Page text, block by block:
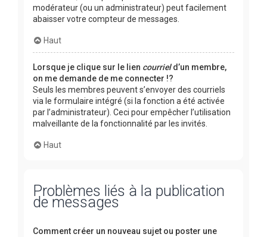
modérateur (ou un administrateur) peut facilement
abaisser votre compteur de messages.
Haut
Lorsque je clique sur le lien courrield’un membre,
on me demande de me connecter !?
Seuls les membres peuvent s’envoyer des courriels
via le formulaire intégré (si la fonction a été activée
par l’administrateur). Ceci pour empêcher l’utilisation
malveillante de la fonctionnalité par les invités.
Haut
Problèmes liés à la publication
de messages
Comment créer un nouveau sujet ou poster une